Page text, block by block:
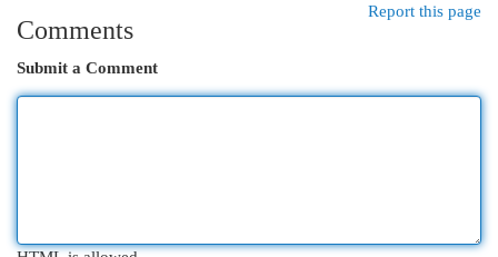
Report this page
Comments
Submit a Comment